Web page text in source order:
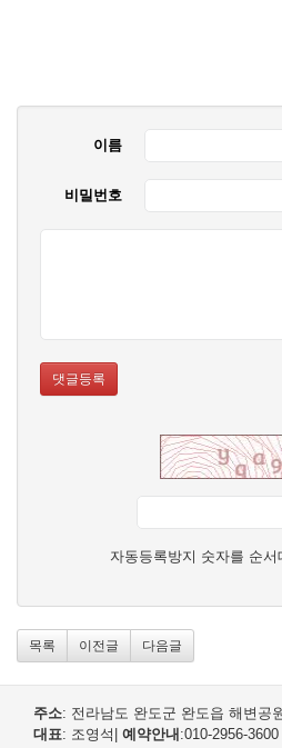
이름
비밀번호
댓글등록
자동등록방지 숫자를 순
목록 이전글 다음글
주소: 전라남도 완도군 완도읍 해변공
대표: 조영석 예약안내 :010-2956-3600